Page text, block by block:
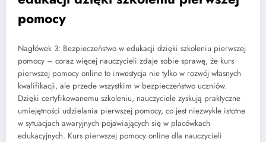
pomocy
Nagłówek 3: Bezpieczeństwo w edukacji dzięki szkoleniu pierwszej
pomocy – coraz więcej nauczycieli zdaje sobie sprawę, że kurs
pierwszej pomocy online to inwestycja nie tylko w rozwój własnych
kwalifikacji, ale przede wszystkim w bezpieczeństwo uczniów.
Dzięki certyfikowanemu szkoleniu, nauczyciele zyskują praktyczne
umiejętności udzielania pierwszej pomocy, co jest niezwykle istotne
w sytuacjach awaryjnych pojawiających się w placówkach
edukacyjnych. Kurs pierwszej pomocy online dla nauczycieli